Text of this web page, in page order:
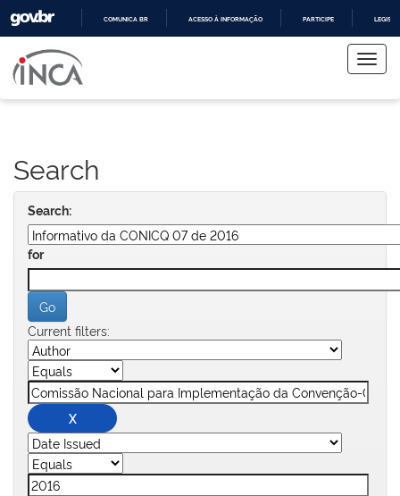
COMUNICA BR ACESSO À INFORMAÇÃO PARTICIPE
navigation
Search
Search:
for
Current filters: